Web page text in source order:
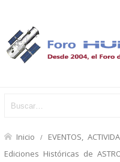
Inicio EVENTOS,
Ediciones Históricas de